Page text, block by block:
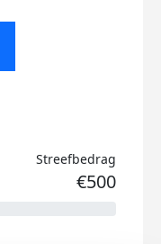
Streefbedrag
€500